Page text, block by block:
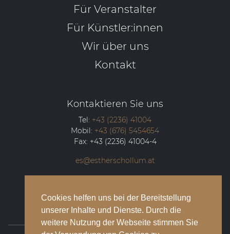
Cookies helfen uns bei der Bereitstellung
unserer Inhalte und Dienste. Durch die
weitere Nutzung der Webseite stimmen Sie
Für Veranstalter
Für Künstler:innen
Wir über uns
Kontakt
Kontaktieren Sie uns
Tel: +43 (2236) 41004
Mobil: +43 (676) 5454654
Fax: +43 (2236) 41004-4
es@estherschollum.at
2340 Mödling